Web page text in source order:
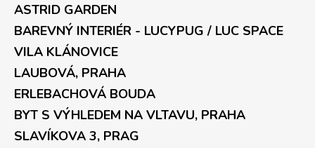
ASTRID GARDEN
BAREVNÝ INTERIÉR - LUCYPUG / LUC SPACE
VILA KLÁNOVICE
LAUBOVÁ, PRAHA
ERLEBACHOVÁ BOUDA
BYT S VÝHLEDEM NA VLTAVU, PRAHA
SLAVÍKOVA 3, PRAG